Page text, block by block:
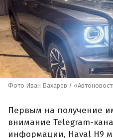
Фото Иван Бахарев /
Первым на получение
внимание Telegram-
информации, Haval H9